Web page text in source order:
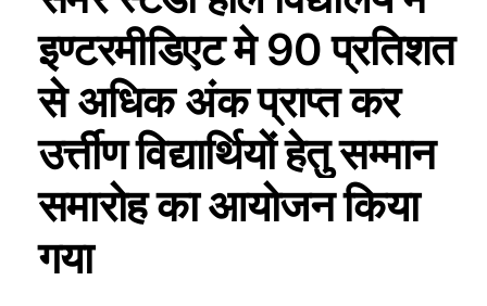
इण्टरमीडिएट मे 90 प्रतिशत
से अधिक अंक प्राप्त कर
उर्त्तीण विद्यार्थियों हेतु सम्मान
समारोह का आयोजन किया
गया